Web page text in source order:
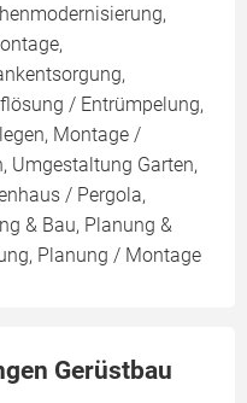
/ Entrümpelung,
Montage /
Umgestaltung Garten,
/ Pergola,
& Bau, Planung &
Planung / Montage
Gerüstbau